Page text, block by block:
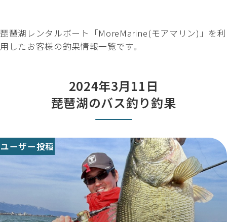
琵琶湖レンタルボート「MoreMarine(モアマリン)」を利
用したお客様の釣果情報一覧です。
2024年3月11日
琵琶湖のバス釣り釣果
ユーザー投稿